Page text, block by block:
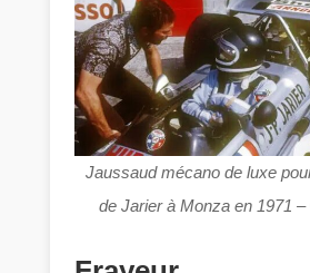
Jaussaud mécano de luxe
de Jarier à Monza en 1971